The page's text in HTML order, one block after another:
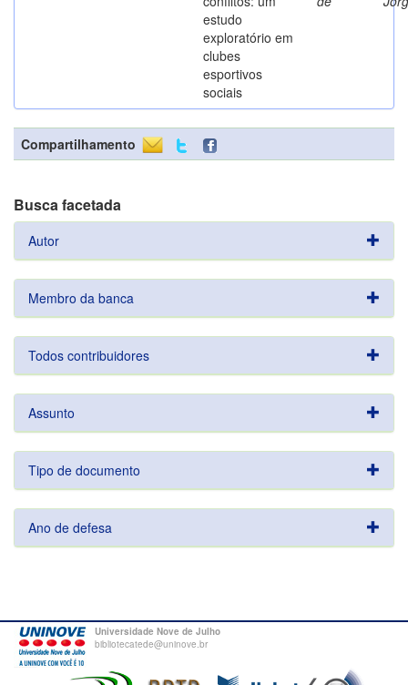
estudo
exploratório em
clubes
esportivos
sociais
Compartilhamento
Busca facetada
Autor
Membro da banca
Todos contribuidores
Assunto
Tipo de documento
Ano de defesa
Universidade Nove de Julho
bibliotecatede@uninove.br